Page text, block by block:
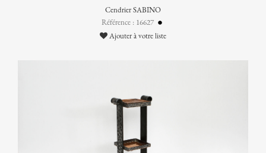
Cendrier SABINO
Référence : 16627
Ajouter à votre liste